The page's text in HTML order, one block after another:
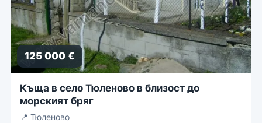
125 000 €
Къща в село Тюленово в близост до
морският бряг
📍 Тюленово